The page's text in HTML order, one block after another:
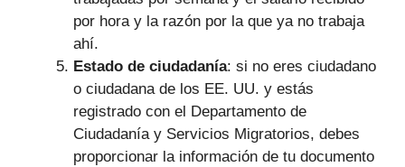
por hora y la razón por la que ya no trabaja
ahí.
Estado de ciudadanía: si no eres ciudadano
o ciudadana de los EE. UU. y estás
registrado con el Departamento de
Ciudadanía y Servicios Migratorios, debes
proporcionar la información de tu documento